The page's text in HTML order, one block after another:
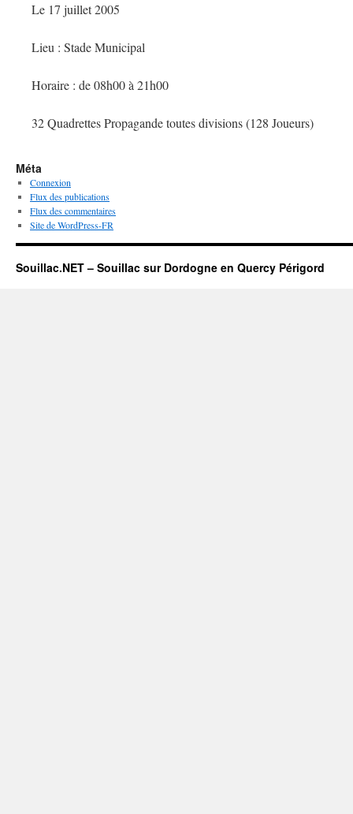
Le 17 juillet 2005
Lieu : Stade Municipal
Horaire : de 08h00 à 21h00
32 Quadrettes Propagande toutes divisions (128 Joueurs)
Méta
Connexion
Flux des publications
Flux des commentaires
Site de WordPress-FR
Souillac.NET – Souillac sur Dordogne en Quercy Périgord